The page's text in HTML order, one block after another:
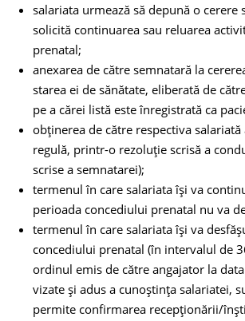
salariata urmează să depună o
solicită continuarea sau reluarea
prenatal;
anexarea de către semnatară la
starea ei de sănătate, eliberată de
pe a cărei listă este înregistrată ca
obținerea de către respectiva
regulă, printr-o rezoluție scrisă a
scrise a semnatarei);
termenul în care salariata îşi va
perioada concediului prenatal nu va
termenul în care salariata îşi va
concediului prenatal (în intervalul de
ordinul emis de către angajator la
vizate și adus a cunoştinţa salariatei,
permite confirmarea recepţionării/